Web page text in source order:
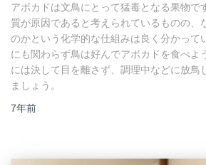
アボカドは文鳥にとって猛毒となる果物で
質が原因であると考えられているものの、
のかという化学的な仕組みは良く分かって
にも関わらず鳥は好んでアボカドを食べよ
には決して目を離さず、調理中などに放鳥
ましょう。
7年前